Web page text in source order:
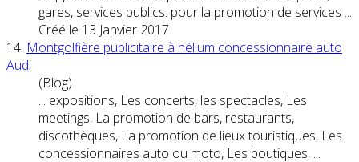
gares, services publics: pour la promotion de services ...
Créé le 13 Janvier 2017
14. Montgolfière publicitaire à hélium concessionnaire auto
Audi
(Blog)
... expositions, Les concerts, les spectacles, Les
meetings, La promotion de bars, restaurants,
discothèques, La promotion de lieux touristiques, Les
concessionnaires auto ou moto, Les boutiques, ...